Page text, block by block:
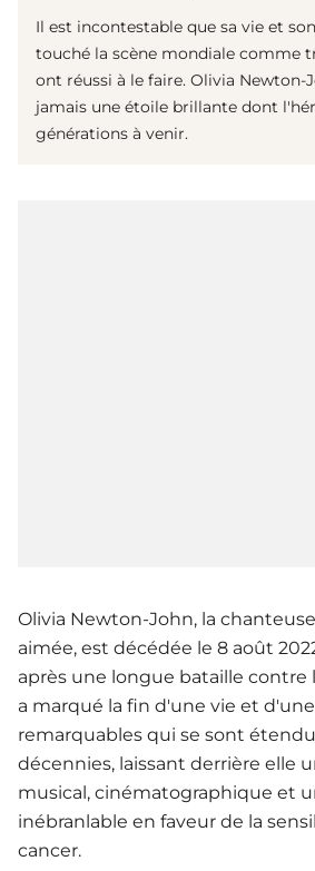
Il est incontestable que sa vie et
touché la scène mondiale comme
ont réussi à le faire. Olivia Newton-
jamais une étoile brillante dont
générations à venir.
Olivia Newton-John, la
aimée, est décédée le 8 août
après une longue bataille contre
a marqué la fin d'une vie et
remarquables qui se sont
décennies, laissant derrière elle
musical, cinématographique et
inébranlable en faveur de la
cancer.